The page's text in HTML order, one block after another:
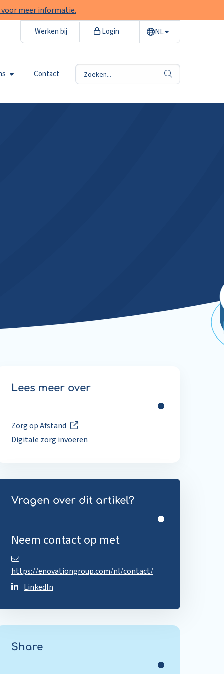
meer informatie.
Contact
zoek
Werken bij Login NL
Lees meer over
Zorg op Afstand
Digitale zorg invoeren
Vragen over dit artikel?
Neem contact op met
https://enovationgroup.com/nl/contact/
LinkedIn
Share